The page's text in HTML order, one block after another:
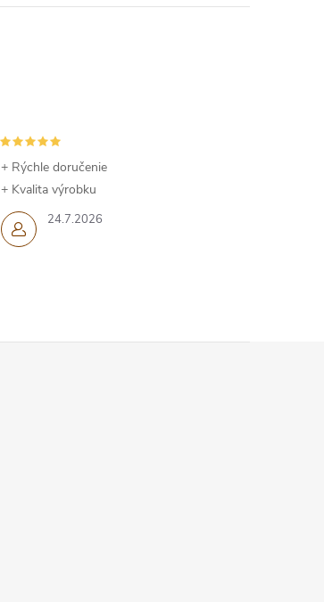
24.7.2026
+ Rýchle doručenie
+ Kvalita výrobku